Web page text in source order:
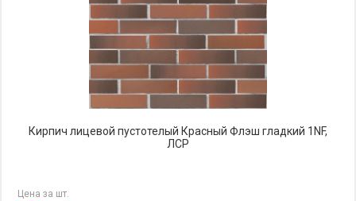
Кирпич лицевой пустотелый Красный Флэш гладкий 1NF,
ЛСР
Цена за шт.